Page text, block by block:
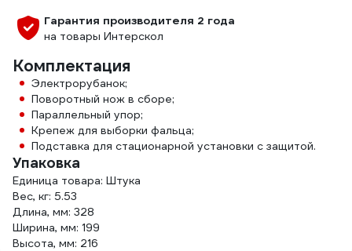
Гарантия производителя 2 года
на товары Интерскол
Комплектация
Электрорубанок;
Поворотный нож в сборе;
Параллельный упор;
Крепеж для выборки фальца;
Подставка для стационарной установки с защитой.
Упаковка
Единица товара: Штука
Вес, кг: 5.53
Длина, мм: 328
Ширина, мм: 199
Высота, мм: 216